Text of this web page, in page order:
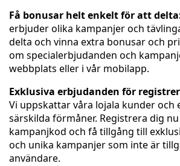
Få bonusar helt enkelt för att
erbjuder olika kampanjer och
delta och vinna extra bonusar och
om specialerbjudanden och
webbplats eller i vår mobilapp.
Exklusiva erbjudanden för
Vi uppskattar våra lojala kunder och
särskilda förmåner. Registrera dig
kampanjkod och få tillgång till
och unika kampanjer som inte är
användare.